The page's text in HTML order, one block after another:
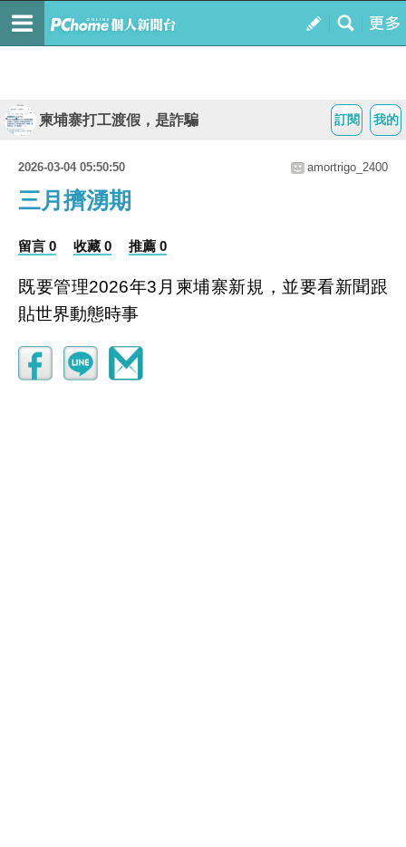
我的
訂閱
柬埔寨打工渡假，是詐騙
2026-03-04 05:50:50 amortrigo_2400
三月擠湧期
留言 0 收藏 0 推薦 0
既要管理2026年3月柬埔寨新規，並要看新聞跟
貼世界動態時事